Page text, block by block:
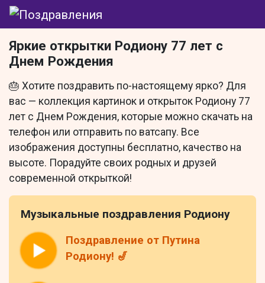
Яркие открытки Родиону 77 лет с
Днем Рождения
🎂 Хотите поздравить по-настоящему ярко? Для
вас — коллекция картинок и открыток Родиону 77
лет с Днем Рождения, которые можно скачать на
телефон или отправить по ватсапу. Все
изображения доступны бесплатно, качество на
высоте. Порадуйте своих родных и друзей
современной открыткой!
Музыкальные поздравления Родиону
Поздравление от Путина
Родиону! 🎷